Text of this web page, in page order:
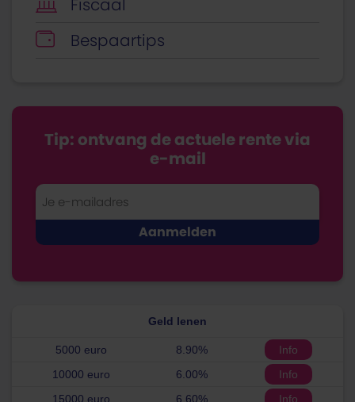
Fiscaal
Bespaartips
Tip: ontvang de actuele rente via
e-mail
Geld lenen
5000 euro 8.90%
Info
10000 euro
6.00%
Info
15000 euro
6.60% Info